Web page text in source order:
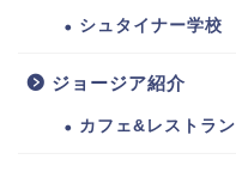
シュタイナー学校
ジョージア紹介
カフェ&レストラン